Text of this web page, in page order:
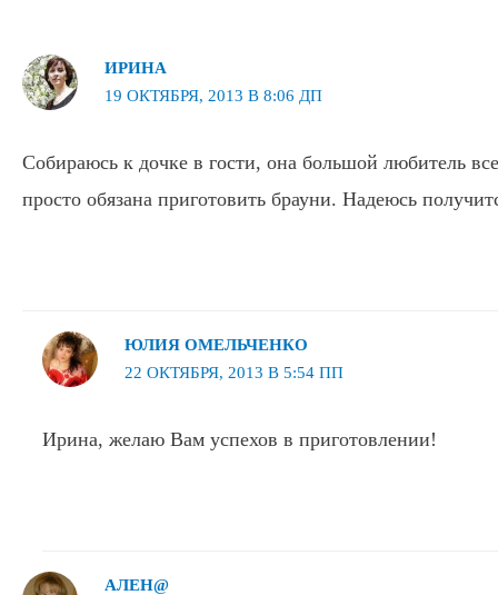
ИРИНА
19 ОКТЯБРЯ, 2013 В 8:06 ДП
Собираюсь к дочке в гости, она большой любитель
просто обязана приготовить брауни. Надеюсь
ЮЛИЯ ОМЕЛЬЧЕНКО
22 ОКТЯБРЯ, 2013 В 5:54 ПП
Ирина, желаю Вам успехов в приготовлении!
АЛЕН@